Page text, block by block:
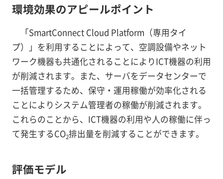
環境効果のアピールポイント
「SmartConnect Cloud Platform（専用タイ
プ）」を利用することによって、空調設備やネット
ワーク機器も共通化されることによりICT機器の利用
が削減されます。また、サーバをデータセンターで
一括管理するため、保守・運用稼働が効率化される
ことによりシステム管理者の稼働が削減されます。
これらのことから、ICT機器の利用や人の稼働に伴っ
て発生するCO2排出量を削減することができます。
評価モデル